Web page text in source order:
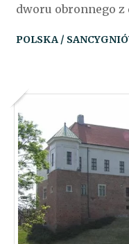
dworu obronnego z
POLSKA /